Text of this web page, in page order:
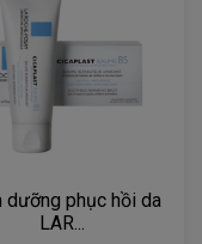
dưỡng phục hồi da
LAR...